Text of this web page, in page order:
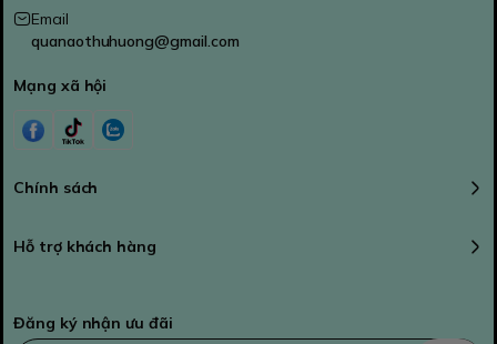
Email
quanaothuhuong@gmail.com
Mạng xã hội
Chính sách
Hỗ trợ khách hàng
Đăng ký nhận ưu đãi